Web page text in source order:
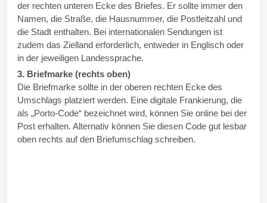
der rechten unteren Ecke des Briefes. Er sollte immer den
Namen, die Straße, die Hausnummer, die Postleitzahl und
die Stadt enthalten. Bei internationalen Sendungen ist
zudem das Zielland erforderlich, entweder in Englisch oder
in der jeweiligen Landessprache.
3. Briefmarke (rechts oben)
Die Briefmarke sollte in der oberen rechten Ecke des
Umschlags platziert werden. Eine digitale Frankierung, die
als „Porto-Code“ bezeichnet wird, können Sie online bei der
Post erhalten. Alternativ können Sie diesen Code gut lesbar
oben rechts auf den Briefumschlag schreiben.